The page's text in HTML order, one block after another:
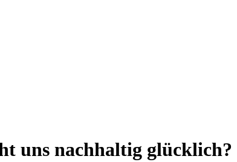
uns nachhaltig glücklich?